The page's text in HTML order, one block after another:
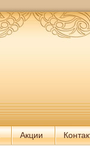
Акции